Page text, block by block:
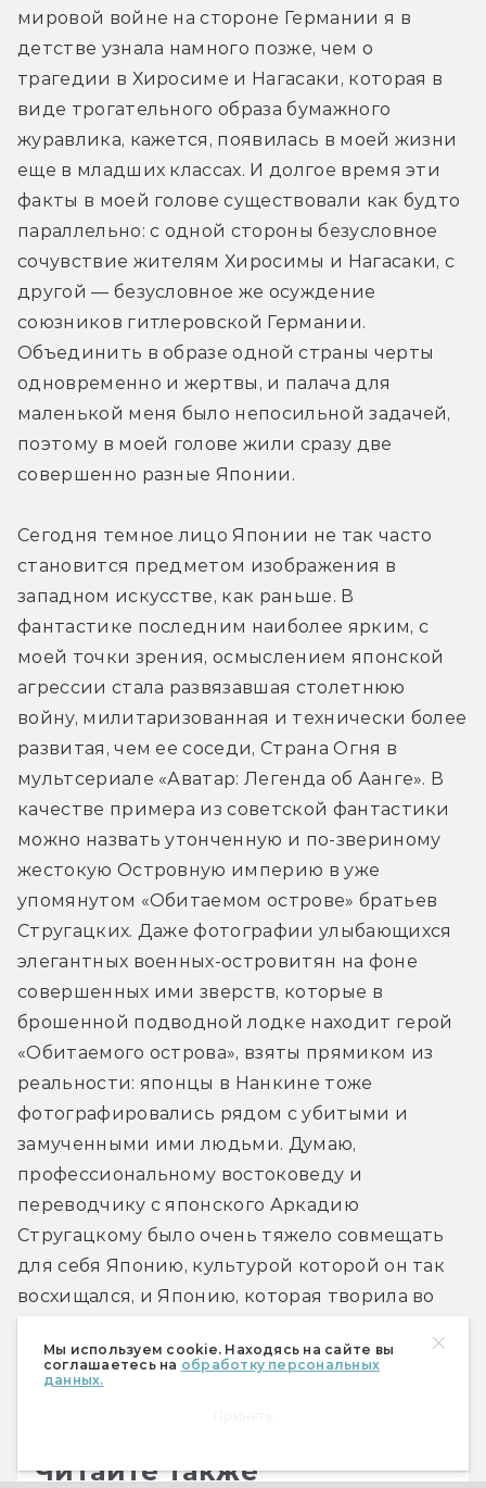
Мы используем cookie. Находясь на сайте вы
соглашаетесь на обработку персональных
данных.
мировой войне на стороне Германии я в
детстве узнала намного позже, чем о
трагедии в Хиросиме и Нагасаки, которая в
виде трогательного образа бумажного
журавлика, кажется, появилась в моей жизни
еще в младших классах. И долгое время эти
факты в моей голове существовали как будто
параллельно: с одной стороны безусловное
сочувствие жителям Хиросимы и Нагасаки, с
другой — безусловное же осуждение
союзников гитлеровской Германии.
Объединить в образе одной страны черты
одновременно и жертвы, и палача для
маленькой меня было непосильной задачей,
поэтому в моей голове жили сразу две
совершенно разные Японии.
Сегодня темное лицо Японии не так часто
становится предметом изображения в
западном искусстве, как раньше. В
фантастике последним наиболее ярким, с
моей точки зрения, осмыслением японской
агрессии стала развязавшая столетнюю
войну, милитаризованная и технически более
развитая, чем ее соседи, Страна Огня в
мультсериале «Аватар: Легенда об Аанге». В
качестве примера из советской фантастики
можно назвать утонченную и по-звериному
жестокую Островную империю в уже
упомянутом «Обитаемом острове» братьев
Стругацких. Даже фотографии улыбающихся
элегантных военных-островитян на фоне
совершенных ими зверств, которые в
брошенной подводной лодке находит герой
«Обитаемого острова», взяты прямиком из
реальности: японцы в Нанкине тоже
фотографировались рядом с убитыми и
замученными ими людьми. Думаю,
профессиональному востоковеду и
переводчику с японского Аркадию
Стругацкому было очень тяжело совмещать
для себя Японию, культурой которой он так
восхищался, и Японию, которая творила во
захваченных ею территориях.
Читайте также